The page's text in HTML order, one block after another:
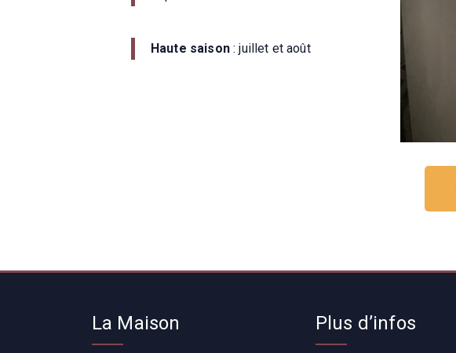
Haute saison: juillet et août
La Maison Plus d’infos